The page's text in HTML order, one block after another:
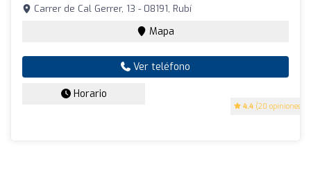
4.4 (20 opiniones)
Carrer de Cal Gerrer, 13 - 08191, Rubí
Mapa
Ver teléfono
Horario